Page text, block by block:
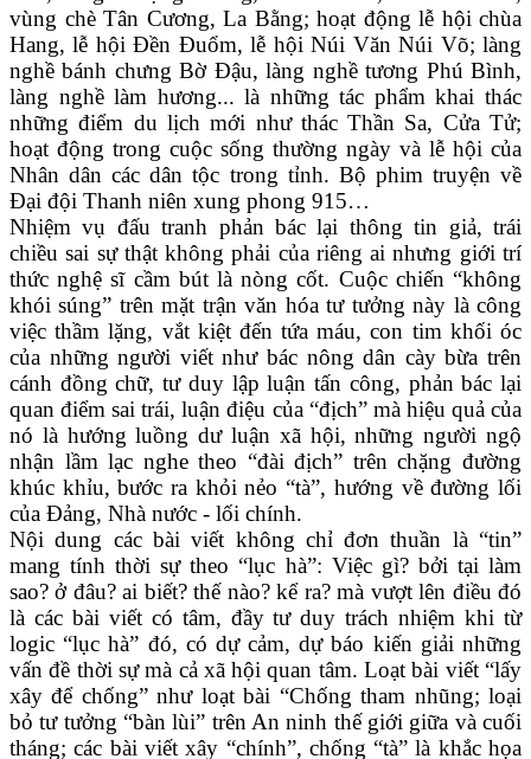
vùng chè Tân Cương, La Bằng; hoạt động lễ hội chùa
Hang, lễ hội Đền Đuổm, lễ hội Núi Văn Núi Võ; làng
nghề bánh chưng Bờ Đậu, làng nghề tương Phú Bình,
làng nghề làm hương... là những tác phẩm khai thác
những điểm du lịch mới như thác Thần Sa, Cửa Tử;
hoạt động trong cuộc sống thường ngày và lễ hội của
Nhân dân các dân tộc trong tỉnh. Bộ phim truyện về
Đại đội Thanh niên xung phong 915…
Nhiệm vụ đấu tranh phản bác lại thông tin giả, trái
chiều sai sự thật không phải của riêng ai nhưng giới trí
thức nghệ sĩ cầm bút là nòng cốt. Cuộc chiến “không
khói súng” trên mặt trận văn hóa tư tưởng này là công
việc thầm lặng, vắt kiệt đến tứa máu, con tim khối óc
của những người viết như bác nông dân cày bừa trên
cánh đồng chữ, tư duy lập luận tấn công, phản bác lại
quan điểm sai trái, luận điệu của “địch” mà hiệu quả của
nó là hướng luồng dư luận xã hội, những người ngộ
nhận lầm lạc nghe theo “đài địch” trên chặng đường
khúc khỉu, bước ra khỏi nẻo “tà”, hướng về đường lối
của Đảng, Nhà nước - lối chính.
Nội dung các bài viết không chỉ đơn thuần là “tin”
mang tính thời sự theo “lục hà”: Việc gì? bởi tại làm
sao? ở đâu? ai biết? thế nào? kể ra? mà vượt lên điều đó
là các bài viết có tâm, đầy tư duy trách nhiệm khi từ
logic “lục hà” đó, có dự cảm, dự báo kiến giải những
vấn đề thời sự mà cả xã hội quan tâm. Loạt bài viết “lấy
xây để chống” như loạt bài “Chống tham nhũng; loại
bỏ tư tưởng “bàn lùi” trên An ninh thế giới giữa và cuối
tháng; các bài viết xây “chính”, chống “tà” là khắc họa